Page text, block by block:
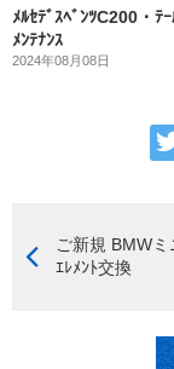
ﾒﾙｾﾃﾞｽﾍﾞﾝﾂC200・ﾃ
ﾒﾝﾃﾅﾝｽ
2024年08月08日
ご新規 BMWミ
ｴﾚﾒﾝﾄ交換